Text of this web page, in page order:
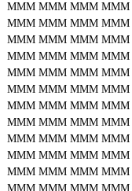
MMM MMM MMM MMM
MMM MMM MMM MMM
MMM MMM MMM MMM
MMM MMM MMM MMM
MMM MMM MMM MMM
MMM MMM MMM MMM
MMM MMM MMM MMM
MMM MMM MMM MMM
MMM MMM MMM MMM
MMM MMM MMM MMM
MMM MMM MMM MMM
MMM MMM MMM MMM